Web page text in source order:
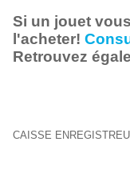
Si un jouet
l'acheter!
Retrouvez
CAISSE